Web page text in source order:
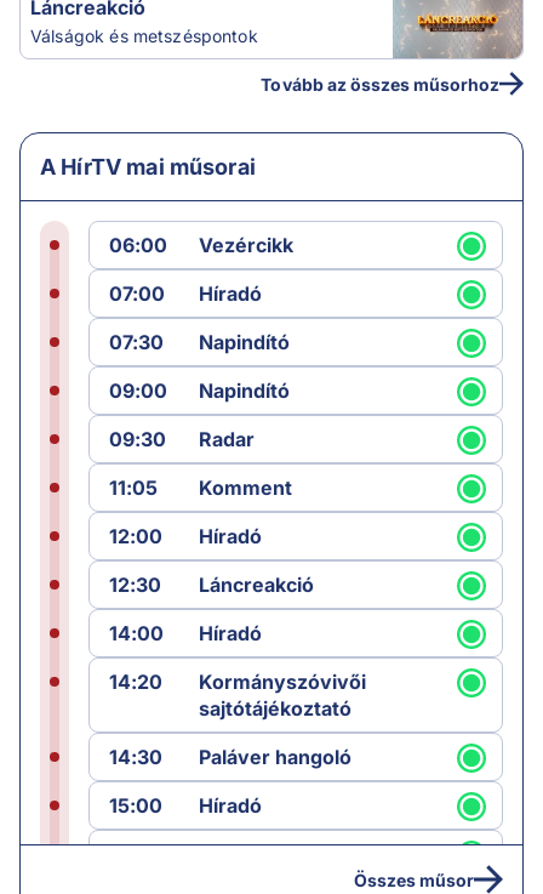
Láncreakció
Válságok és metszéspontok
Tovább az összes műsorhoz
A HírTV mai műsorai
06:00
Vezércikk
07:00
Híradó
07:30
Napindító
09:00
Napindító
09:30
Radar
11:05
Komment
12:00
Híradó
12:30
Láncreakció
14:00
Híradó
14:20
Kormányszóvivői
sajtótájékoztató
14:30
Paláver hangoló
15:00
Híradó
Összes műsor